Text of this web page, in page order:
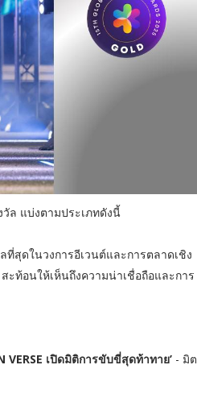
ล แบ่งตามประเภทดังนี้
สุดในวงการอีเวนต์และการตลาดเชิง
ะท้อนให้เห็นถึงความน่าเชื่อถือและการ
เปิดมิติการขับขี่สุดท้าทาย’ - มิต